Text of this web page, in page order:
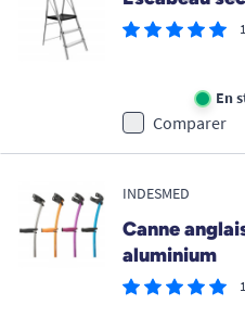
En
Comparer
INDESMED
Canne
aluminium